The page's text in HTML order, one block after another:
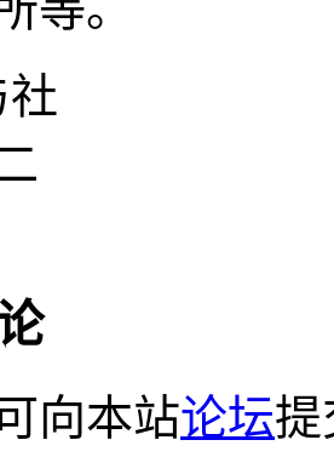
向本站论坛提